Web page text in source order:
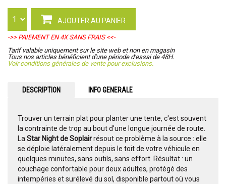
AJOUTER AU PANIER
->> PAIEMENT EN 4X SANS FRAIS <<-
Tarif valable uniquement sur le site web et non en magasin
Tous nos articles bénéficient d'une période d'essai de 48H.
Voir conditions générales de vente pour exclusions.
DESCRIPTION INFO GENERALE
Trouver un terrain plat pour planter une tente, c'est souvent
la contrainte de trop au bout d'une longue journée de route.
La Star Night de Soplairrésout ce problème à la source : elle
se déploie latéralement depuis le toit de votre véhicule en
quelques minutes, sans outils, sans effort. Résultat : un
couchage confortable pour deux adultes, protégé des
intempéries et surélevé du sol, disponible partout où vous